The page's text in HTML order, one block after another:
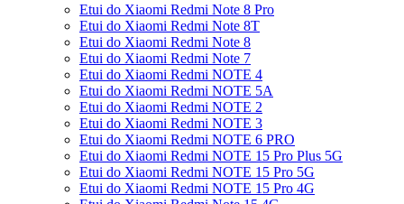
Etui do Xiaomi Redmi Note 8 Pro
Etui do Xiaomi Redmi Note 8T
Etui do Xiaomi Redmi Note 8
Etui do Xiaomi Redmi Note 7
Etui do Xiaomi Redmi NOTE 4
Etui do Xiaomi Redmi NOTE 5A
Etui do Xiaomi Redmi NOTE 2
Etui do Xiaomi Redmi NOTE 3
Etui do Xiaomi Redmi NOTE 6 PRO
Etui do Xiaomi Redmi NOTE 15 Pro Plus 5G
Etui do Xiaomi Redmi NOTE 15 Pro 5G
Etui do Xiaomi Redmi NOTE 15 Pro 4G